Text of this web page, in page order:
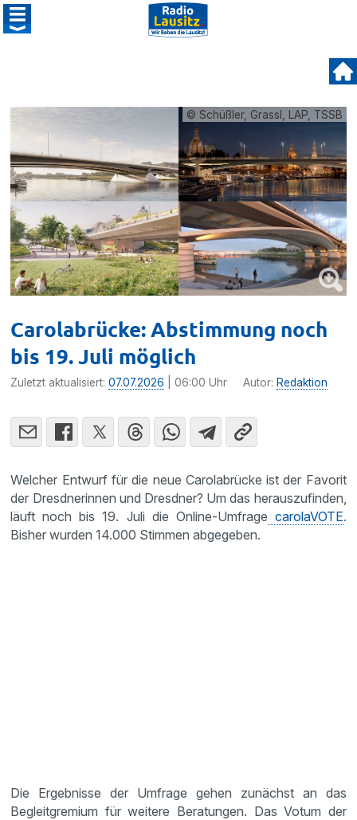
© Schüßler, Grassl, LAP, TSSB
Carolabrücke: Abstimmung noch
bis 19. Juli möglich
Zuletzt aktualisiert:07.07.2026 | 06:00 Uhr Autor: Redaktion
Welcher Entwurf für die neue Carolabrücke ist der Favorit
der Dresdnerinnen und Dresdner? Um das herauszufinden,
läuft noch bis 19. Juli die Online-Umfrage carolaVOTE.
Bisher wurden 14.000 Stimmen abgegeben.
Die Ergebnisse der Umfrage gehen zunächst an das
Begleitgremium für weitere Beratungen. Das Votum der